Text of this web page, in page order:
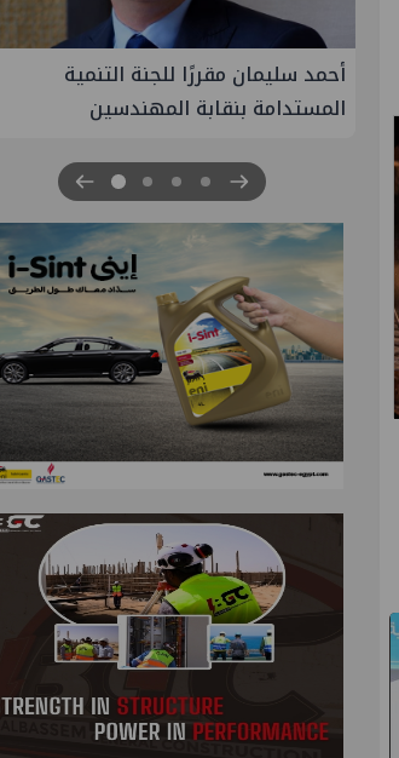
PMS تنهي أعمال إنزال الخطوط البحرية
الثلاث بمشروع المرحلة الرابعة لتنمية حقل
سيناء للبترول